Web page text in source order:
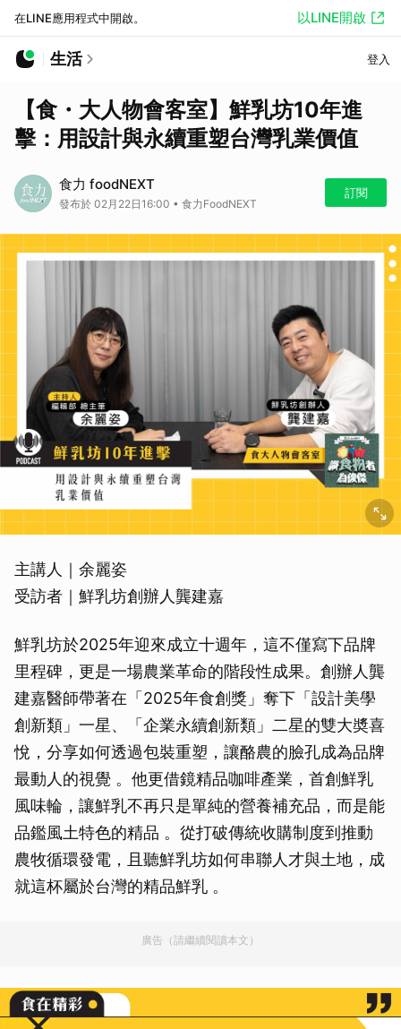
在LINE應用程式中開啟。 以LINE開啟
生活 登入
【食・大人物會客室】鮮乳坊10年進
擊：用設計與永續重塑台灣乳業價值
食力 foodNEXT
發布於 02月22日16:00 • 食力FoodNEXT
訂閱
主講人｜余麗姿
受訪者｜鮮乳坊創辦人龔建嘉
鮮乳坊於2025年迎來成立十週年，這不僅寫下品牌
里程碑，更是一場農業革命的階段性成果。創辦人龔
建嘉醫師帶著在「2025年食創獎」奪下「設計美學
創新類」一星、「企業永續創新類」二星的雙大奬喜
悅，分享如何透過包裝重塑，讓酪農的臉孔成為品牌
最動人的視覺 。他更借鏡精品咖啡產業，首創鮮乳
風味輪，讓鮮乳不再只是單純的營養補充品，而是能
品鑑風土特色的精品 。從打破傳統收購制度到推動
農牧循環發電，且聽鮮乳坊如何串聯人才與土地，成
就這杯屬於台灣的精品鮮乳 。
廣告（請繼續閱讀本文）